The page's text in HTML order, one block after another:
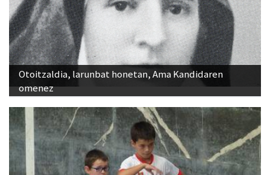
Otoitzaldia, larunbat honetan, Ama Kandidaren
omenez